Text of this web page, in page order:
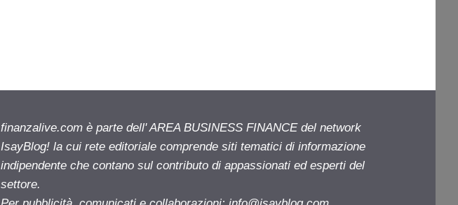
finanzalive.com è parte dell' AREA BUSINESS FINANCE del network
IsayBlog! la cui rete editoriale comprende siti tematici di informazione
indipendente che contano sul contributo di appassionati ed esperti del
settore.